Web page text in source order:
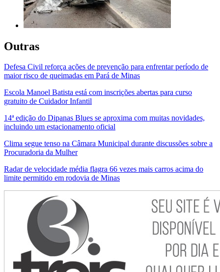
Outras
Defesa Civil reforça ações de prevenção para enfrentar período de
maior risco de queimadas em Pará de Minas
Escola Manoel Batista está com inscrições abertas para curso
gratuito de Cuidador Infantil
14ª edição do Dipanas Blues se aproxima com muitas novidades,
incluindo um estacionamento oficial
Clima segue tenso na Câmara Municipal durante discussões sobre a
Procuradoria da Mulher
Radar de velocidade média flagra 66 vezes mais carros acima do
limite permitido em rodovia de Minas